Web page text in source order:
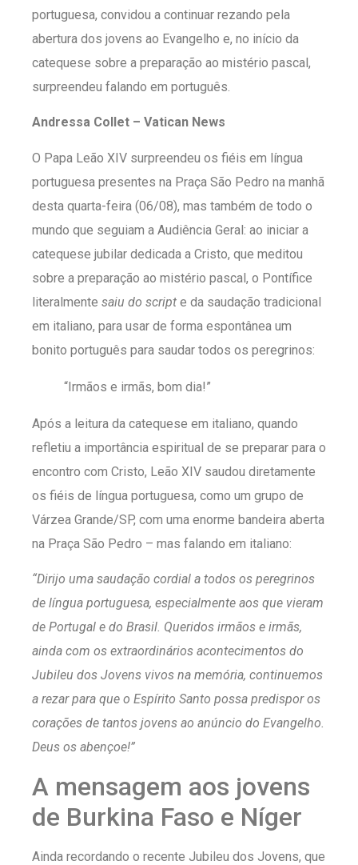
portuguesa, convidou a continuar rezando pela
abertura dos jovens ao Evangelho e, no início da
catequese sobre a preparação ao mistério pascal,
surpreendeu falando em português.
Andressa Collet – Vatican News
O Papa Leão XIV surpreendeu os fiéis em língua
portuguesa presentes na Praça São Pedro na manhã
desta quarta-feira (06/08), mas também de todo o
mundo que seguiam a Audiência Geral: ao iniciar a
catequese jubilar dedicada a Cristo, que meditou
sobre a preparação ao mistério pascal, o Pontífice
literalmente saiu do script e da saudação tradicional
em italiano, para usar de forma espontânea um
bonito português para saudar todos os peregrinos:
“Irmãos e irmãs, bom dia!”
Após a leitura da catequese em italiano, quando
refletiu a importância espiritual de se preparar para o
encontro com Cristo, Leão XIV saudou diretamente
os fiéis de língua portuguesa, como um grupo de
Várzea Grande/SP, com uma enorme bandeira aberta
na Praça São Pedro – mas falando em italiano:
“Dirijo uma saudação cordial a todos os peregrinos
de língua portuguesa, especialmente aos que vieram
de Portugal e do Brasil. Queridos irmãos e irmãs,
ainda com os extraordinários acontecimentos do
Jubileu dos Jovens vivos na memória, continuemos
a rezar para que o Espírito Santo possa predispor os
corações de tantos jovens ao anúncio do Evangelho.
Deus os abençoe!”
A mensagem aos jovens
de Burkina Faso e Níger
Ainda recordando o recente Jubileu dos Jovens, que